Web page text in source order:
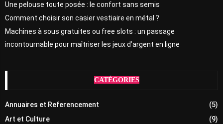
Une pelouse toute posée : le confort sans semis
Comment choisir son casier vestiaire en métal ?
Machines à sous gratuites ou free slots : un passage
incontournable pour maîtriser les jeux d’argent en ligne
CATÉGORIES
Annuaires et Referencement
(5)
Art et Culture
(9)